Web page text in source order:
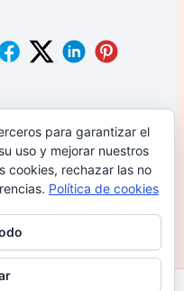
podemos
Infantil
para garantizar el
uso y mejorar nuestros
cookies, rechazar las no
Política de cookies